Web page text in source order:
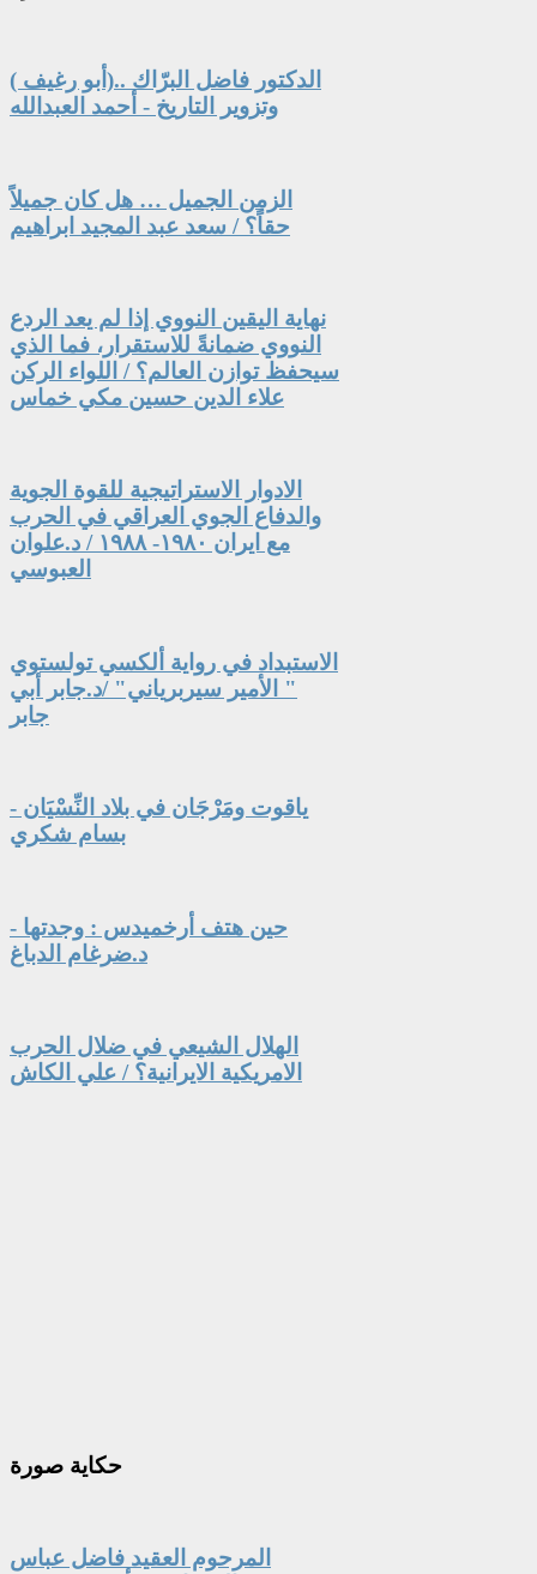
الدكتور فاضل البرّاك ..(أبو رغيف )
وتزوير التاريخ - أحمد العبدالله
الزمن الجميل … هل كان جميلاً
حقاً؟ / سعد عبد المجيد ابراهيم
نهاية اليقين النووي إذا لم يعد الردع
النووي ضمانةً للاستقرار، فما الذي
سيحفظ توازن العالم؟ / اللواء الركن
علاء الدين حسين مكي خماس
الادوار الاستراتيجية للقوة الجوية
والدفاع الجوي العراقي في الحرب
مع ايران ١٩٨٠- ١٩٨٨ / د.علوان
العبوسي
الاستبداد في رواية ألكسي تولستوي
" الأمير سيربرياني" /د.جابر أبي
جابر
ياقوت ومَرْجَان في بلاد النِّسْيَان -
بسام شكري
حين هتف أرخميدس : وجدتها -
د.ضرغام الدباغ
الهلال الشيعي في ضلال الحرب
الامريكية الايرانية؟ / علي الكاش
حكاية صورة
المرحوم العقيد فاضل عباس